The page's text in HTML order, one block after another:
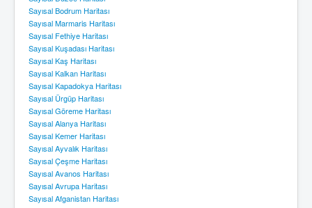
Sayısal Bodrum Haritası
Sayısal Marmaris Haritası
Sayısal Fethiye Haritası
Sayısal Kuşadası Haritası
Sayısal Kaş Haritası
Sayısal Kalkan Haritası
Sayısal Kapadokya Haritası
Sayısal Ürgüp Haritası
Sayısal Göreme Haritası
Sayısal Alanya Haritası
Sayısal Kemer Haritası
Sayısal Ayvalık Haritası
Sayısal Çeşme Haritası
Sayısal Avanos Haritası
Sayısal Avrupa Haritası
Sayısal Afganistan Haritası